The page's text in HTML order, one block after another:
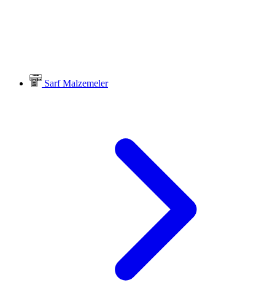
Sarf Malzemeler